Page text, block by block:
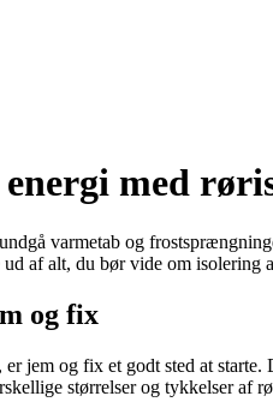
energi med
varmetab og
af alt, du bør vide om isolering
og fix
jem og fix et godt sted at
størrelser og tykkelser af